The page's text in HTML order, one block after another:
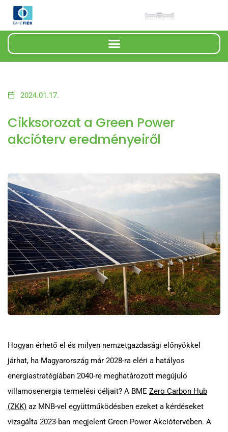
2024.01.17.
Cikksorozat a Green Power
akcióterv eredményeiről
Hogyan érhető el és milyen nemzetgazdasági előnyökkel
járhat, ha Magyarország már 2028-ra eléri a hatályos
energiastratégiában 2040-re meghatározott megújuló
villamosenergia termelési céljait? A BME Zero Carbon Hub
(ZKK) az MNB-vel együttműködésben ezeket a kérdéseket
vizsgálta 2023-ban megjelent Green Power Akciótervében. A